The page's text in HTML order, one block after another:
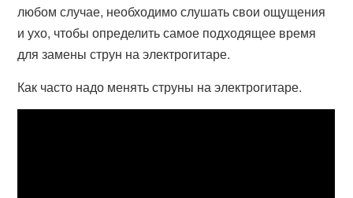
любом случае, необходимо слушать свои ощущения
и ухо, чтобы определить самое подходящее время
для замены струн на электрогитаре.
Как часто надо менять струны на электрогитаре.